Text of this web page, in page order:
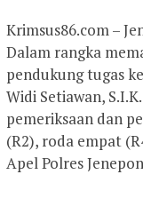
Krimsus86.com –
Dalam rangka
pendukung tugas
Widi Setiawan,
pemeriksaan dan
(R2), roda empat
Apel Polres